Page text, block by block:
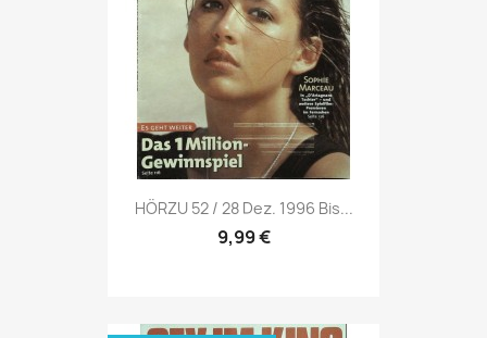
Vorschau
HÖRZU 52 / 28 Dez. 1996 Bis...
9,99 €